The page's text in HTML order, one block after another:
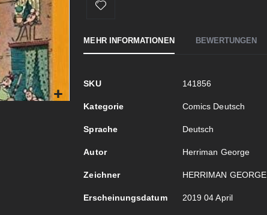
MEHR INFORMATIONEN
Mehr
SKU 141856
Kategorie Comics Deutsch
Sprache Deutsch
Autor Herriman George
Zeichner HERRIMAN GEORGE
Erscheinungsdatum 2019 04 April
BEWERTUNGEN